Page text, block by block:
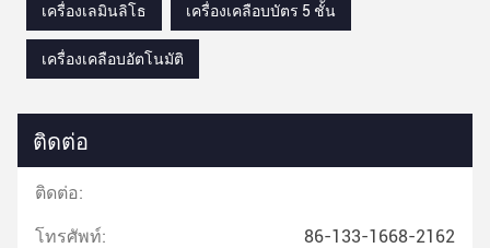
เครื่องเลมินลิโธ เครื่องเคลือบบัตร 5 ชั้น
เครื่องเคลือบอัตโนมัติ
ติดต่อ
ติดต่อ:
โทรศัพท์: 86-133-1668-2162